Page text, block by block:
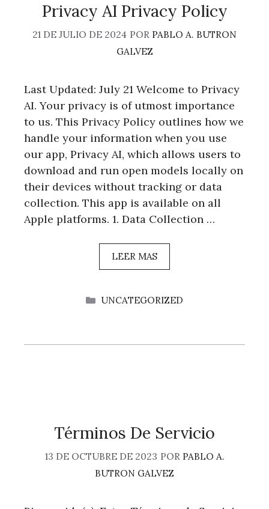
Privacy AI Privacy Policy
21 DE JULIO DE 2024 POR PABLO A. BUTRON
GALVEZ
Last Updated: July 21 Welcome to Privacy
AI. Your privacy is of utmost importance
to us. This Privacy Policy outlines how we
handle your information when you use
our app, Privacy AI, which allows users to
download and run open models locally on
their devices without tracking or data
collection. This app is available on all
Apple platforms. 1. Data Collection …
LEER MAS
CATEGORÍAS
UNCATEGORIZED
Términos De Servicio
13 DE OCTUBRE DE 2023 POR PABLO A.
BUTRON GALVEZ